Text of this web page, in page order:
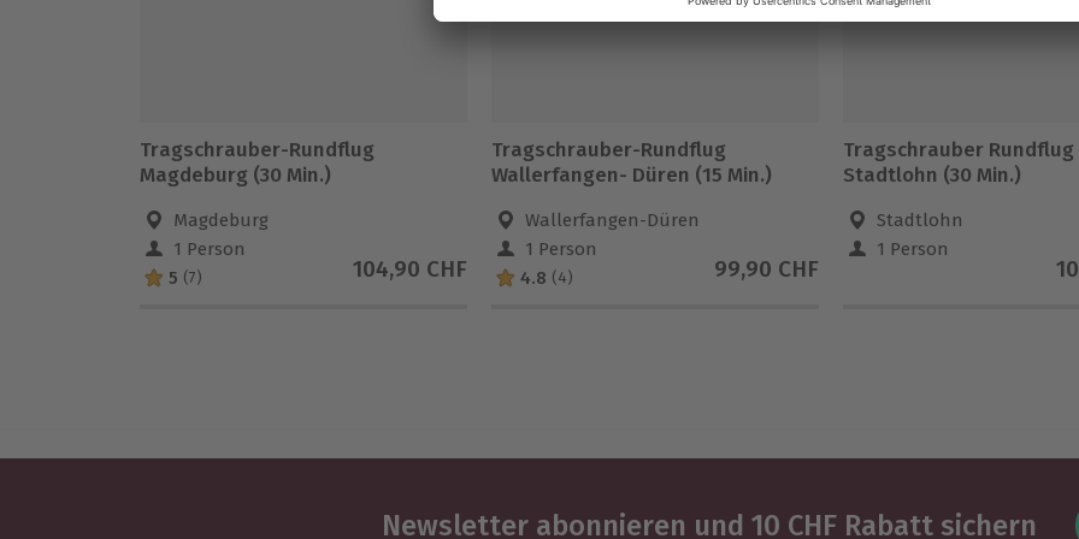
Tragschrauber-Rundflug
Magdeburg (30 Min.)
Magdeburg
1 Person
5 (7) 104,90 CHF
Tragschrauber-Rundflug
Wallerfangen- Düren (15 Min.)
Wallerfangen-Düren
1 Person
4.8 (4) 99,90 CHF
Tragschrauber Rundflug
Stadtlohn (30 Min.)
Stadtlohn
1 Person
Newsletter abonnieren und 10 CHF Rabatt sichern